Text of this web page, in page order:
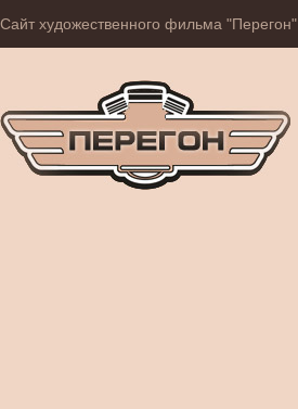
Сайт художественного фильма "Перегон"